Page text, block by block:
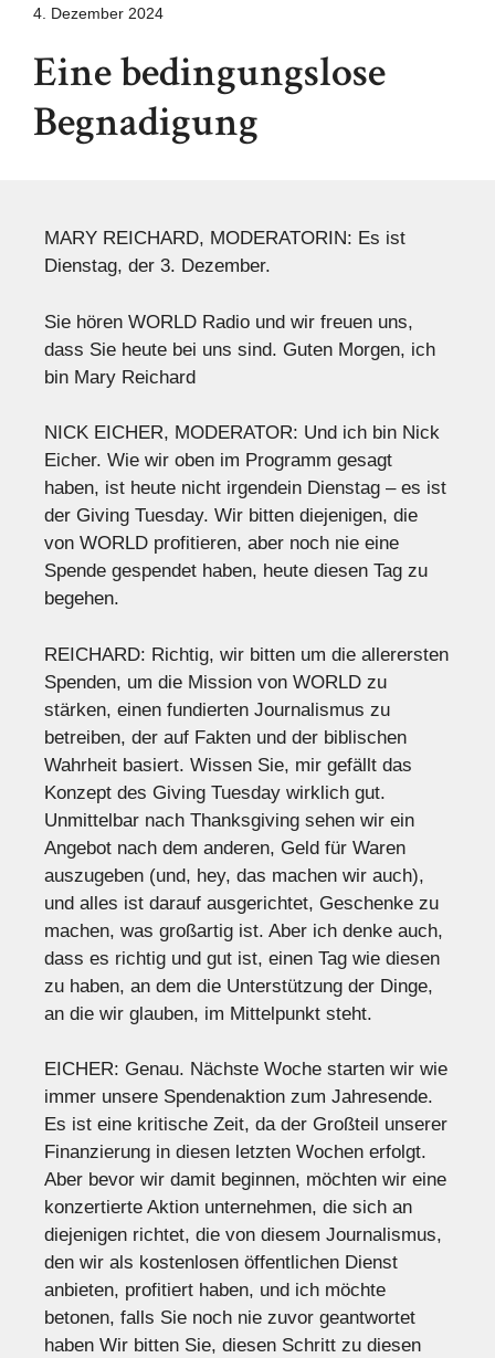
4. Dezember 2024
Eine bedingungslose
Begnadigung
MARY REICHARD, MODERATORIN: Es ist
Dienstag, der 3. Dezember.
Sie hören WORLD Radio und wir freuen uns,
dass Sie heute bei uns sind. Guten Morgen, ich
bin Mary Reichard
NICK EICHER, MODERATOR: Und ich bin Nick
Eicher. Wie wir oben im Programm gesagt
haben, ist heute nicht irgendein Dienstag – es ist
der Giving Tuesday. Wir bitten diejenigen, die
von WORLD profitieren, aber noch nie eine
Spende gespendet haben, heute diesen Tag zu
begehen.
REICHARD: Richtig, wir bitten um die allerersten
Spenden, um die Mission von WORLD zu
stärken, einen fundierten Journalismus zu
betreiben, der auf Fakten und der biblischen
Wahrheit basiert. Wissen Sie, mir gefällt das
Konzept des Giving Tuesday wirklich gut.
Unmittelbar nach Thanksgiving sehen wir ein
Angebot nach dem anderen, Geld für Waren
auszugeben (und, hey, das machen wir auch),
und alles ist darauf ausgerichtet, Geschenke zu
machen, was großartig ist. Aber ich denke auch,
dass es richtig und gut ist, einen Tag wie diesen
zu haben, an dem die Unterstützung der Dinge,
an die wir glauben, im Mittelpunkt steht.
EICHER: Genau. Nächste Woche starten wir wie
immer unsere Spendenaktion zum Jahresende.
Es ist eine kritische Zeit, da der Großteil unserer
Finanzierung in diesen letzten Wochen erfolgt.
Aber bevor wir damit beginnen, möchten wir eine
konzertierte Aktion unternehmen, die sich an
diejenigen richtet, die von diesem Journalismus,
den wir als kostenlosen öffentlichen Dienst
anbieten, profitiert haben, und ich möchte
betonen, falls Sie noch nie zuvor geantwortet
haben Wir bitten Sie, diesen Schritt zu diesen